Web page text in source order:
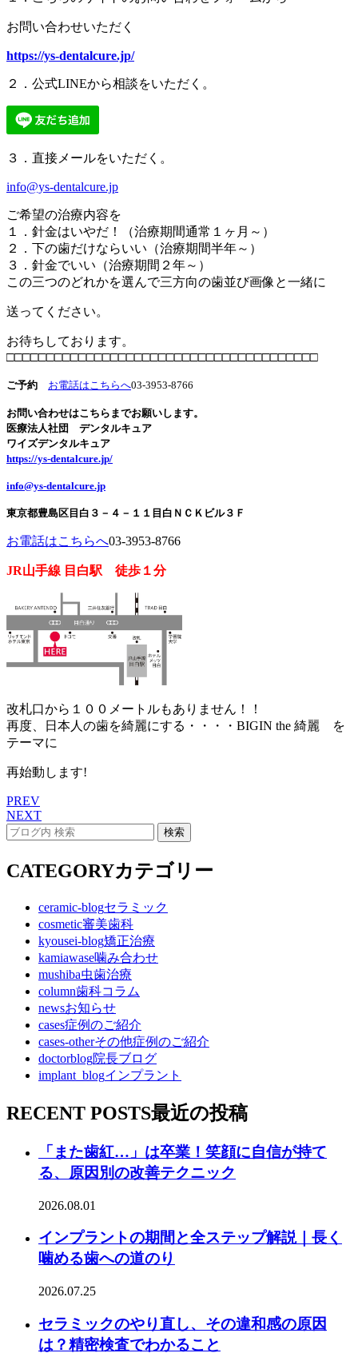
お問い合わせいただく
https://ys-dentalcure.jp/
２．公式LINEから相談をいただく。
３．直接メールをいただく。
info@ys-dentalcure.jp
ご希望の治療内容を
１．針金はいやだ！（治療期間通常１ヶ月～）
２．下の歯だけならいい（治療期間半年～）
３．針金でいい（治療期間２年～）
この三つのどれかを選んで三方向の歯並び画像と一緒に
送ってください。
お待ちしております。
□□□□□□□□□□□□□□□□□□□□□□□□□□□□□□□□□□□□□□□
ご予約 お電話はこちらへ03-3953-8766
お問い合わせはこちらまでお願いします。
医療法人社団 デンタルキュア
ワイズデンタルキュア
https://ys-dentalcure.jp/
info@ys-dentalcure.jp
東京都豊島区目白３－４－１１目白ＮＣＫビル３Ｆ
お電話はこちらへ03-3953-8766
JR山手線 目白駅 徒歩１分
改札口から１００メートルもありません！！
再度、日本人の歯を綺麗にする・・・・BIGIN the 綺麗 を
テーマに
再始動します!
PREV
NEXT
CATEGORYカテゴリー
ceramic-blogセラミック
cosmetic審美歯科
kyousei-blog矯正治療
kamiawase噛み合わせ
mushiba虫歯治療
column歯科コラム
newsお知らせ
cases症例のご紹介
cases-otherその他症例のご紹介
doctorblog院長ブログ
implant_blogインプラント
RECENT POSTS最近の投稿
「また歯紅…」は卒業！笑顔に自信が持て
る、原因別の改善テクニック
2026.08.01
インプラントの期間と全ステップ解説｜長く
噛める歯への道のり
2026.07.25
セラミックのやり直し、その違和感の原因
は？精密検査でわかること